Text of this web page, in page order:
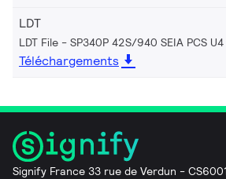
LDT
LDT File - SP340P 42S/940 SEIA PCS U4
Téléchargements
Signify France 33 rue de Verdun -